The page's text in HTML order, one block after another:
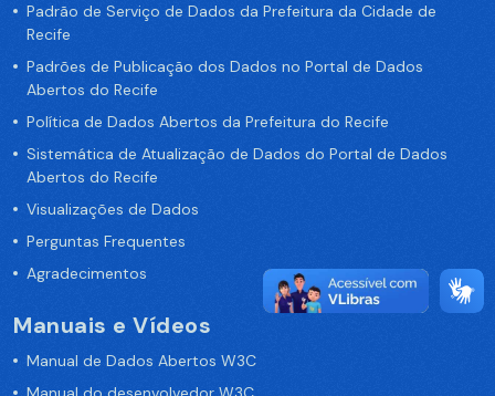
Padrão de Serviço de Dados da Prefeitura da Cidade de
Recife
Padrões de Publicação dos Dados no Portal de Dados
Abertos do Recife
Política de Dados Abertos da Prefeitura do Recife
Sistemática de Atualização de Dados do Portal de Dados
Abertos do Recife
Visualizações de Dados
Perguntas Frequentes
Agradecimentos
Manuais e Vídeos
Manual de Dados Abertos W3C